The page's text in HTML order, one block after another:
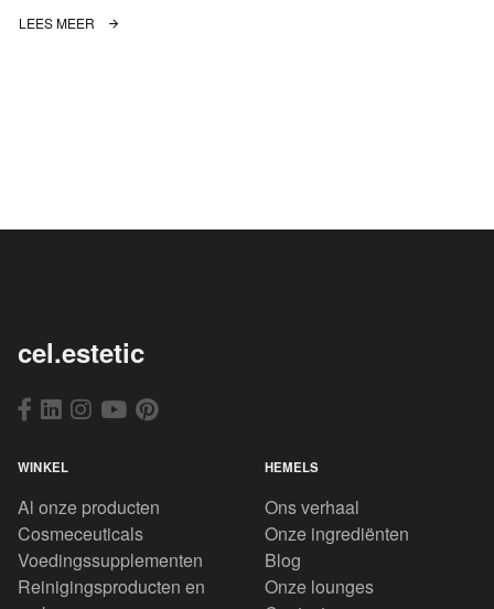
LEES MEER
cel.estetic
WINKEL
Al onze producten
Cosmeceuticals
Voedingssupplementen
Reinigingsproducten en
HEMELS
Ons verhaal
Onze ingrediënten
Blog
Onze lounges